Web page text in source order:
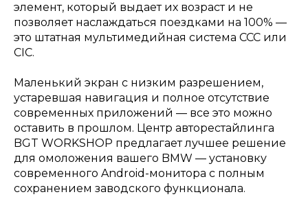
элемент, который выдает их возраст и не
позволяет наслаждаться поездками на 100% —
это штатная мультимедийная система CCC или
CIC.
Маленький экран с низким разрешением,
устаревшая навигация и полное отсутствие
современных приложений — все это можно
оставить в прошлом. Центр авторестайлинга
BGT WORKSHOP предлагает лучшее решение
для омоложения вашего BMW — установку
современного Android-монитора с полным
сохранением заводского функционала.